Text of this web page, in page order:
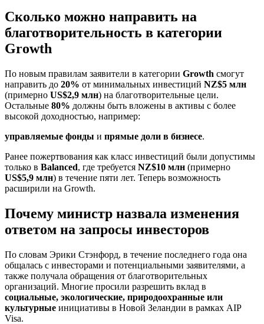
Сколько можно направить на
благотворительность в категории
Growth
По новым правилам заявители в категории Growth смогут
направить до 20% от минимальных инвестиций NZ$5 млн
(примерно US$2,9 млн) на благотворительные цели.
Остальные 80% должны быть вложены в активы с более
высокой доходностью, например:
управляемые фонды и прямые доли в бизнесе.
Ранее пожертвования как класс инвестиций были допустимы
только в Balanced, где требуется NZ$10 млн (примерно
US$5,9 млн) в течение пяти лет. Теперь возможность
расширили на Growth.
Почему министр назвала изменения
ответом на запросы инвесторов
По словам Эрики Стэнфорд, в течение последнего года она
общалась с инвесторами и потенциальными заявителями, а
также получала обращения от благотворительных
организаций. Многие просили разрешить вклад в
социальные, экологические, природоохранные или
культурные инициативы в Новой Зеландии в рамках AIP
Visa.